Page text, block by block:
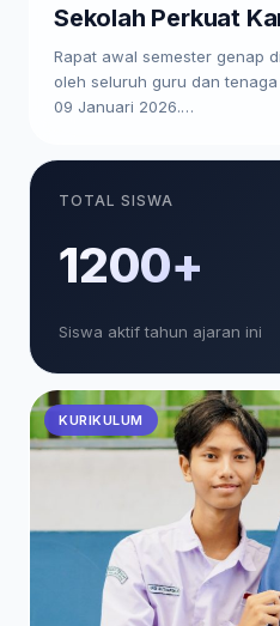
Sekolah Perkuat
Paparkan Program
Rapat awal semester genap
oleh seluruh guru dan
09 Januari 2026.…
TOTAL SISWA
1200+
Siswa aktif tahun ajaran ini
KURIKULUM